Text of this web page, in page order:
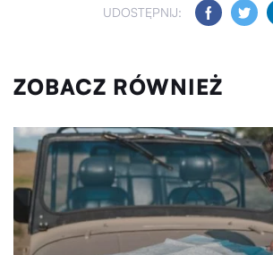
UDOSTĘPNIJ:
ZOBACZ RÓWNIEŻ